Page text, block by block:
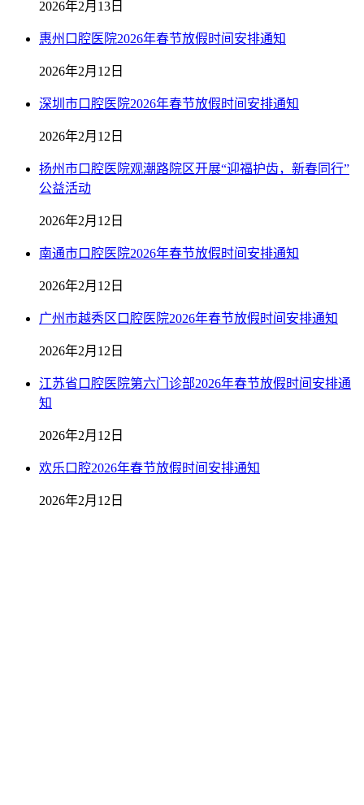
2026年2月13日
惠州口腔医院2026年春节放假时间安排通知
2026年2月12日
深圳市口腔医院2026年春节放假时间安排通知
2026年2月12日
扬州市口腔医院观潮路院区开展“迎福护齿，新春同行”
公益活动
2026年2月12日
南通市口腔医院2026年春节放假时间安排通知
2026年2月12日
广州市越秀区口腔医院2026年春节放假时间安排通知
2026年2月12日
江苏省口腔医院第六门诊部2026年春节放假时间安排通
知
2026年2月12日
欢乐口腔2026年春节放假时间安排通知
2026年2月12日